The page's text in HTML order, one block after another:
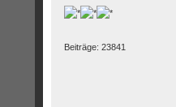
Beiträge: 23841